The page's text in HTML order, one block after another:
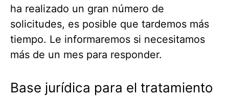
ha realizado un gran número de
solicitudes, es posible que tardemos más
tiempo. Le informaremos si necesitamos
más de un mes para responder.
Base jurídica para el tratamiento